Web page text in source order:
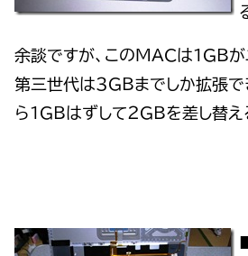
余談ですが、このMACは１GBが
第三世代は３GBまでしか拡張で
ら１GBはずして２GBを差し替え